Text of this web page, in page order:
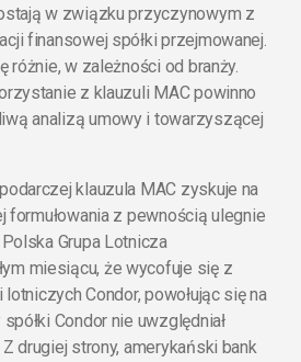
w związku przyczynowym z
finansowej spółki przejmowanej.
różnie, w zależności od branży.
z klauzuli MAC powinno
analizą umowy i towarzyszącej
klauzula MAC zyskuje na
formułowania z pewnością ulegnie
Grupa Lotnicza
miesiącu, że wycofuje się z
Condor, powołując się na
Condor nie uwzględniał
drugiej strony, amerykański bank